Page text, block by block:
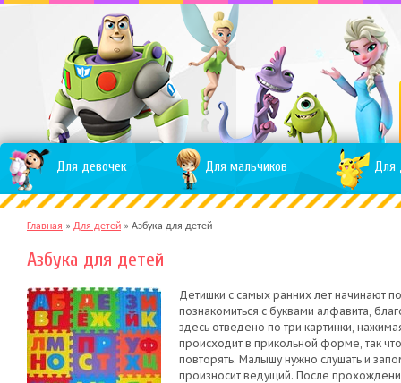
Для девочек Для мальчиков Для
Главная » Для детей » Азбука для детей
Азбука для детей
Детишки с самых ранних лет начинают
познакомиться с буквами алфавита,
здесь отведено по три картинки,
происходит в прикольной форме, так
повторять. Малышу нужно слушать и
произносит ведущий. После